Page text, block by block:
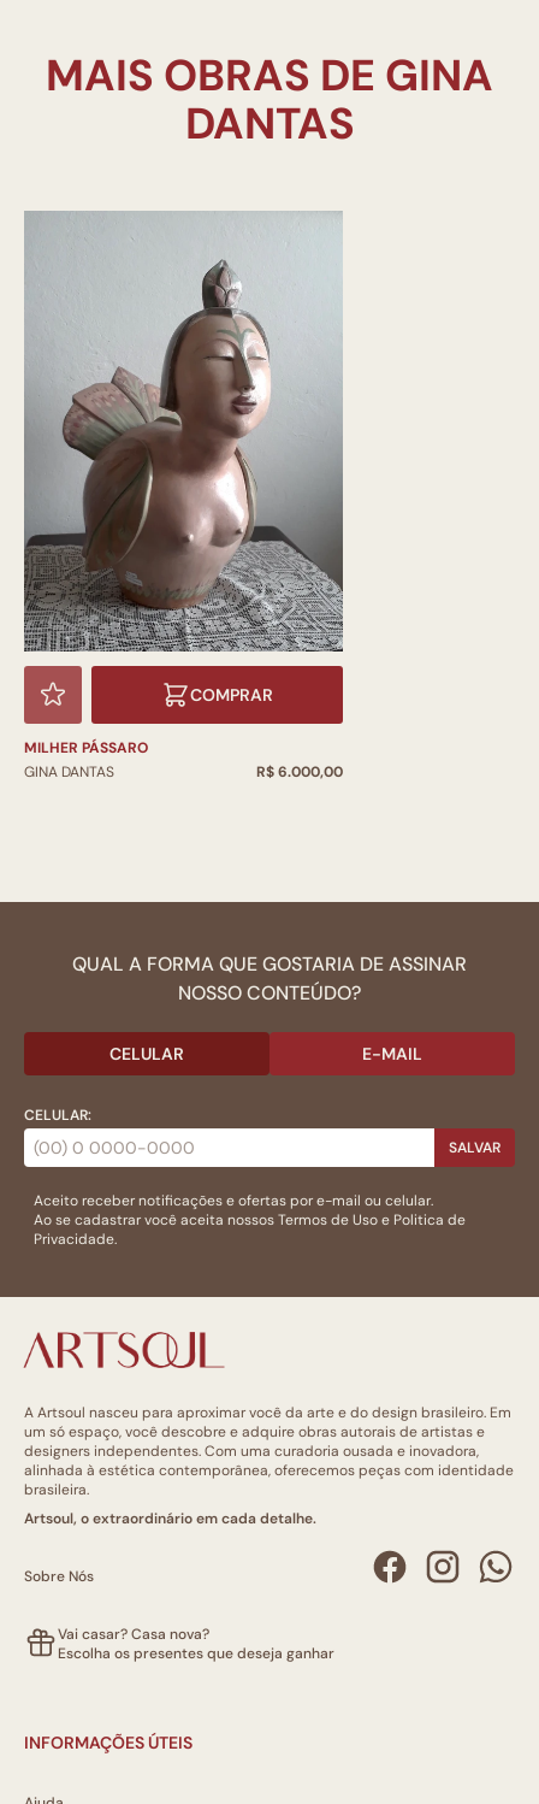
MAIS OBRAS DE GINA
COMPRAR
MILHER PÁSSARO
GINA DANTAS
R$ 6.000,00
QUAL A FORMA QUE GOSTARIA DE ASSINAR
NOSSO CONTEÚDO?
CELULAR E-MAIL
CELULAR:
SALVAR
Aceito receber notificações e ofertas por e-mail ou celular.
Ao se cadastrar você aceita nossosTermos de Usoe Politica de
Privacidade.
A Artsoul nasceu para aproximar você da arte e do design brasileiro. Em
um só espaço, você descobre e adquire obras autorais de artistas e
designers independentes. Com uma curadoria ousada e inovadora,
alinhada à estética contemporânea, oferecemos peças com identidade
brasileira.
Artsoul, o extraordinário em cada detalhe.
Sobre Nós
Vai casar? Casa nova?
Escolha os presentes que deseja ganhar
INFORMAÇÕES ÚTEIS